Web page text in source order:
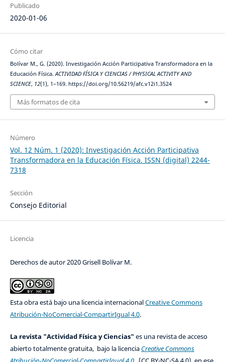
Publicado
2020-01-06
Cómo citar
Bolívar M., G. (2020). Investigación Acción Participativa Transformadora en la
Educación Física.ACTIVIDAD FÍSICA Y CIENCIAS / PHYSICAL ACTIVITY AND
SCIENCE, 12(1), 1–169. https://doi.org/10.56219/afc.v12i1.3524
Más formatos de cita
Número
Vol. 12 Núm. 1 (2020): Investigación Acción Participativa
Transformadora en la Educación Física. ISSN (digital) 2244-
7318
Sección
Consejo Editorial
Licencia
Derechos de autor 2020 Grisell Bolívar M.
Esta obra está bajo una licencia internacionalCreative Commons
Atribución-NoComercial-CompartirIgual 4.0.
La revista "Actividad Física y Ciencias" es una revista de acceso
abierto totalmente gratuita, bajo la licencia Creative Commons